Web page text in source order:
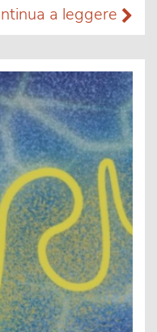
a leggere